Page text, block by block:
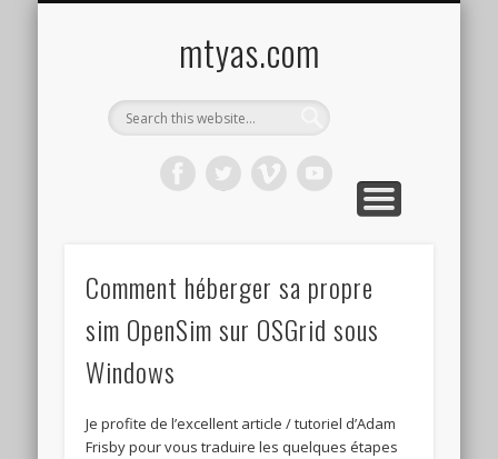
mtyas.com
Comment héberger sa propre
sim OpenSim sur OSGrid sous
Windows
Je profite de l’excellent article / tutoriel d’Adam
Frisby pour vous traduire les quelques étapes